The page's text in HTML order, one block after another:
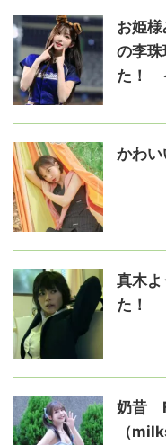
お姫
の李
た！
かわ
真木
た！
奶昔
（